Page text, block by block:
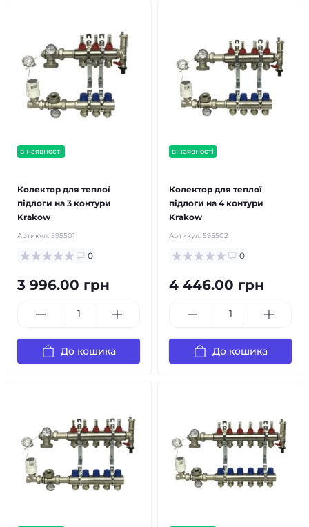
в наявності
Колектор для теплої
підлоги на 3 контури
Krakow
Артикул: 595501
0
3 996.00 грн
До кошика
в наявності
Колектор для теплої
підлоги на 4 контури
Krakow
Артикул: 595502
0
4 446.00 грн
До кошика